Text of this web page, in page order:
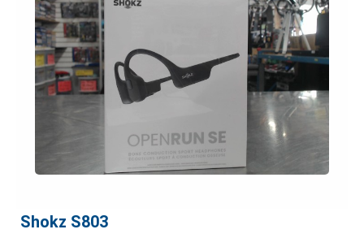
Shokz S803